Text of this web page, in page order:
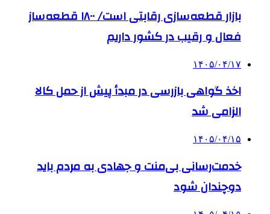
بازار قطعه‌سازی رقابتی است/ ۱۸۰۰ قطعه‌ساز
فعال و رقیب در کشور داریم
۱۴۰۵/۰۴/۱۷
اخذ گواهی بازرسی در مبدأ پیش از حمل کالا
الزامی شد
۱۴۰۵/۰۴/۱۵
خدمت‌رسانی بی‌منت و جهادی به مردم باید
دوچندان شود